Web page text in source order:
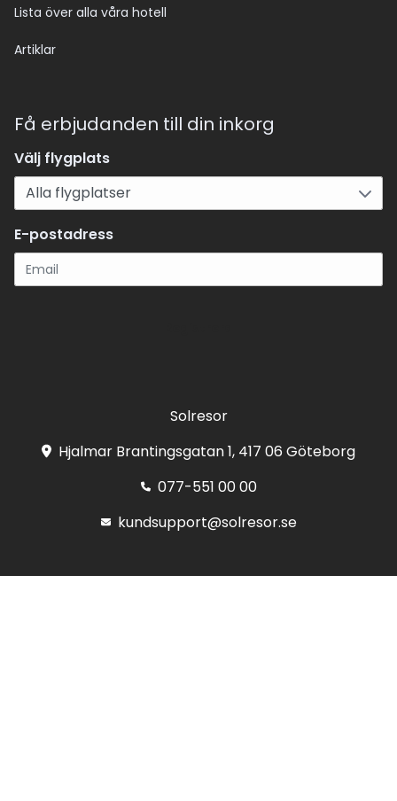
Lista över alla våra hotell
Artiklar
Få erbjudanden till din inkorg
Välj flygplats
E-postadress
Solresor
Hjalmar Brantingsgatan 1, 417 06 Göteborg
077-551 00 00
kundsupport@solresor.se